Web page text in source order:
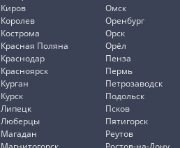
Киров
Королев
Кострома
Красная Поляна
Краснодар
Красноярск
Курган
Курск
Липецк
Люберцы
Магадан
Омск
Оренбург
Орск
Орёл
Пенза
Пермь
Петрозаводск
Подольск
Псков
Пятигорск
Реутов